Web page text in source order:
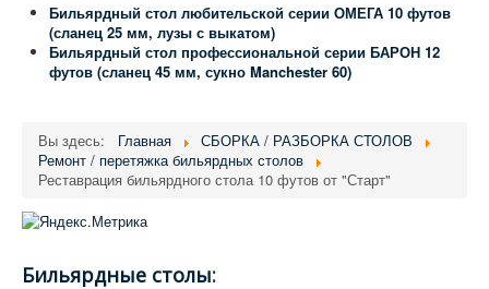
Бильярдный стол любительской серии ОМЕГА 10 футов
(сланец 25 мм, лузы с выкатом)
Бильярдный стол профессиональной серии БАРОН 12
футов (сланец 45 мм, сукно Manchester 60)
Вы здесь: Главная
СБОРКА / РАЗБОРКА СТОЛОВ
Ремонт / перетяжка бильярдных столов
Реставрация бильярдного стола 10 футов от "Старт"
Бильярдные столы: